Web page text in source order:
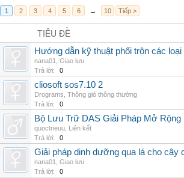
1 2 3 4 5 6 → 10 Tiếp >
TIÊU ĐỀ
Hướng dẫn kỹ thuật phối trộn các
nana01
Giao lưu
Trả lời:
0
cliosoft sos7.10 2
Drograms Thông gió thông thường
Trả lời:
0
Bộ Lưu Trữ DAS Giải Pháp Mở
quoctrieuu Liên kết
Trả lời:
0
Giải pháp dinh dưỡng qua lá cho cây
nana01
Giao lưu
Trả lời:
0